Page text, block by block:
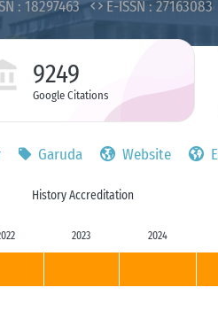
: 18297463
E-ISSN : 27163083
9249
Google Citations
Garuda Website
History Accreditation
2023 2024